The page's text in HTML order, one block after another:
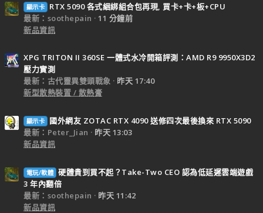
顯示卡
RTX 5090 各式綑綁組合包再現, 買卡+卡+板+CPU
最新：soothepain
11 分鐘前
新品資訊
XPG TRITON II 360SE 一體式水冷開箱評測：AMD R9 9950X3D2
壓力實測
最新：古代靈異雙頭戰象
昨天 17:40
新型散熱裝置 / 散熱膏
顯示卡
國外網友 ZOTAC RTX 4090 送修四次最後換來 RTX 5090
最新：Peter_Jian
昨天 13:03
新品資訊
電玩/軟體 硬體貴到買不起？Take-Two CEO 認為低延遲雲端遊戲
3 年內翻倍
最新：soothepain
昨天 11:42
新品資訊